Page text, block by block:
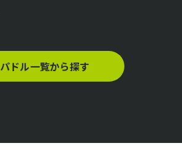
パドル一覧から探す